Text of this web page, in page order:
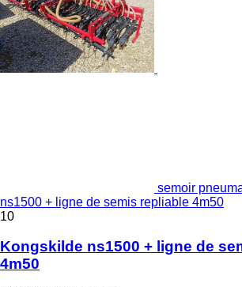
semoir
ns1500 + ligne de semis repliable 4m50
10
Kongskilde ns1500 + ligne de
4m50